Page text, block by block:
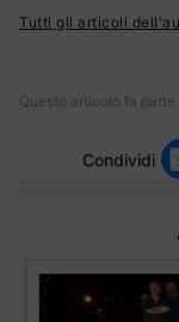
Tutti gli articoli
Questo articolo fa
Condividi